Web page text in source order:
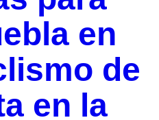
en
de
en la